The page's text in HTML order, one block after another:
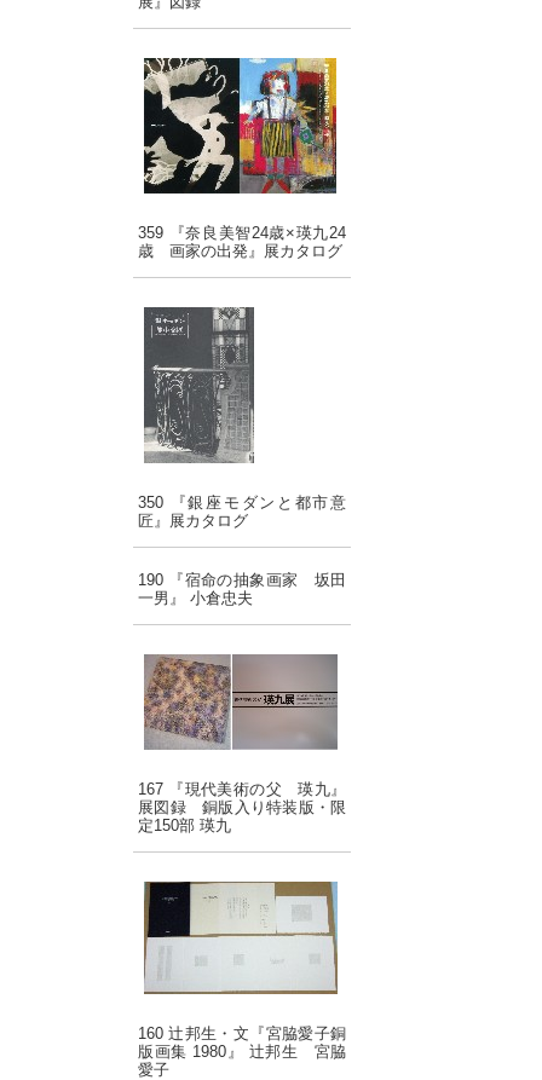
359 『奈良美智24歳×瑛九24
歳 画家の出発』展カタログ
350 『銀座モダンと都市意
匠』展カタログ
190 『宿命の抽象画家 坂田
一男』 小倉忠夫
167 『現代美術の父 瑛九』
展図録 銅版入り特装版・限
定150部 瑛九
160 辻邦生・文『宮脇愛子銅
版画集 1980』 辻邦生 宮脇
愛子